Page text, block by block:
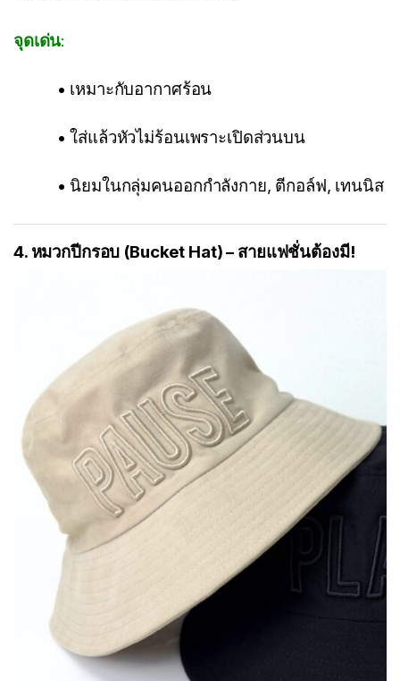
จุดเด่น:
• เหมาะกับอากาศร้อน
• ใส่แล้วหัวไม่ร้อนเพราะเปิดส่วนบน
• นิยมในกลุ่มคนออกกำลังกาย, ตีกอล์ฟ, เทนนิส
4. หมวกปีกรอบ (Bucket Hat) – สายแฟชั่นต้องมี!